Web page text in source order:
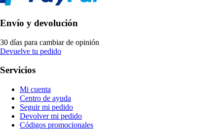
Envío y devolución
30 días para cambiar de opinión
Devuelve tu pedido
Servicios
Mi cuenta
Centro de ayuda
Seguir mi pedido
Devolver mi pedido
Códigos promocionales